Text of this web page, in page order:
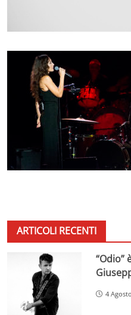
ARTICOLI RECENTI
“Odio”
4